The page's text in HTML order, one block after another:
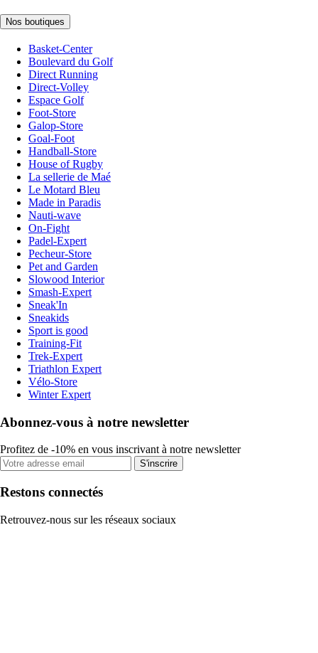
Nos boutiques
Basket-Center
Boulevard du Golf
Direct Running
Direct-Volley
Espace Golf
Foot-Store
Galop-Store
Goal-Foot
Handball-Store
House of Rugby
La sellerie de Maé
Le Motard Bleu
Made in Paradis
Nauti-wave
On-Fight
Padel-Expert
Pecheur-Store
Pet and Garden
Slowood Interior
Smash-Expert
Sneak'In
Sneakids
Sport is good
Training-Fit
Trek-Expert
Triathlon Expert
Vélo-Store
Winter Expert
Abonnez-vous à notre newsletter
Profitez de -10% en vous inscrivant à notre newsletter
S'inscrire
Restons connectés
Retrouvez-nous sur les réseaux sociaux